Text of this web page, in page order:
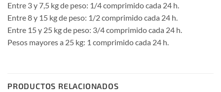
Entre 3 y 7,5 kg de peso: 1/4 comprimido cada 24 h.
Entre 8 y 15 kg de peso: 1/2 comprimido cada 24 h.
Entre 15 y 25 kg de peso: 3/4 comprimido cada 24 h.
Pesos mayores a 25 kg: 1 comprimido cada 24 h.
PRODUCTOS RELACIONADOS